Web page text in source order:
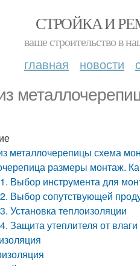
СТРОЙКА И
ваше строительство в
главная новости
металлочерепицы схема
размеры монтаж.
Выбор инструмента для
Выбор сопутствующей
Установка теплоизоляции
Защита утеплителя от влаги